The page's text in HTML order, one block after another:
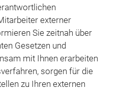
externer
Sie zeitnah über
Gesetzen und
mit Ihnen erarbeiten
sorgen für die
zu Ihren externen